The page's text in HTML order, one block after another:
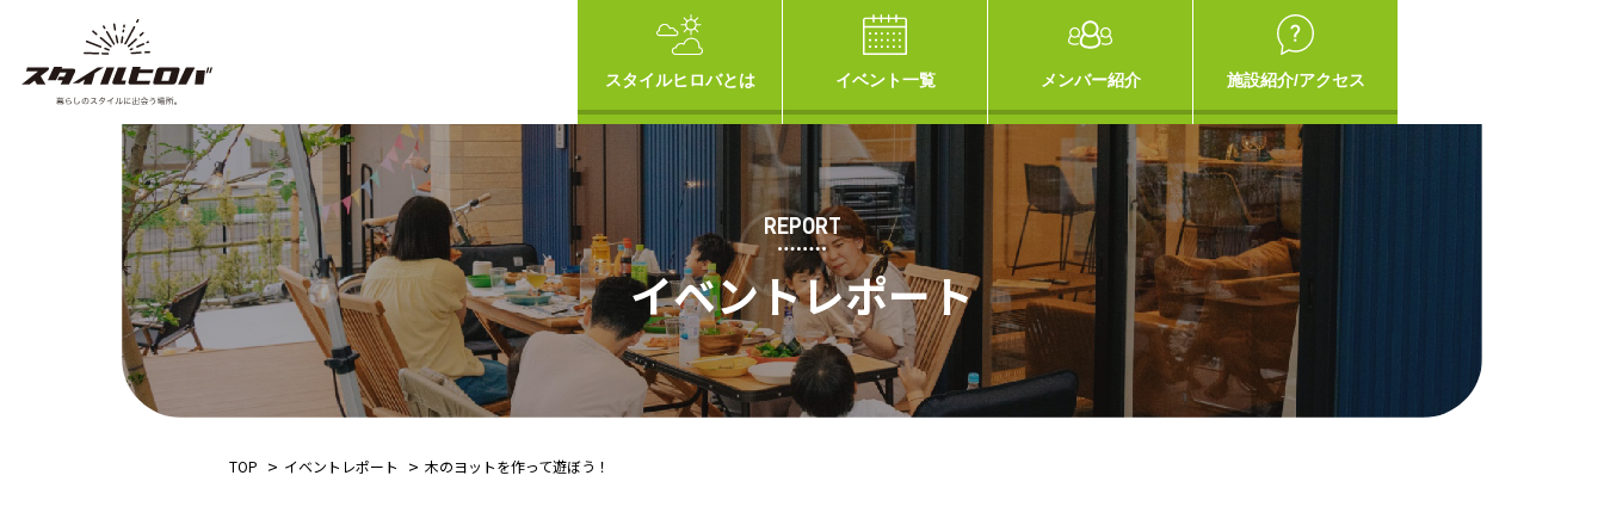
スタイルヒロバとは イベント一覧 メンバー紹介 施設紹介/アクセス
REPORT
イベントレポート
TOP イベントレポート 木のヨットを作って遊ぼう！